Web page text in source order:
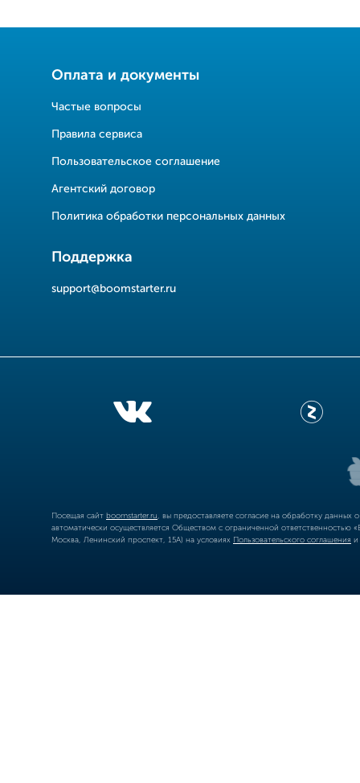
Оплата и документы
Частые вопросы
Правила сервиса
Пользовательское соглашение
Агентский договор
Политика обработки персональных данных
Поддержка
support@boomstarter.ru
Посещая сайт boomstarter.ru , вы предоставляете согласие на обработку
автоматически осуществляется Обществом с ограниченной
Москва, Ленинский проспект, 15А) на условиях Пользовательского соглашения и